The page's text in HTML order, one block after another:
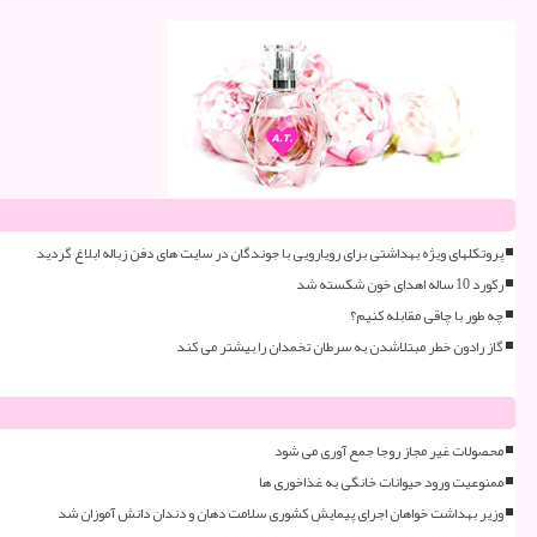
پروتکلهای ویژه بهداشتی برای رویارویی با جوندگان در سایت های دفن زباله ابلاغ گردید
رکورد 10 ساله اهدای خون شکسته شد
چه طور با چاقی مقابله کنیم؟
گاز رادون خطر مبتلاشدن به سرطان تخمدان را بیشتر می کند
محصولات غیر مجاز روجا جمع آوری می شود
ممنوعیت ورود حیوانات خانگی به غذاخوری ها
وزیر بهداشت خواهان اجرای پیمایش کشوری سلامت دهان و دندان دانش آموزان شد